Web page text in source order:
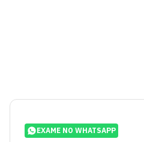
EXAME NO WHATSAPP